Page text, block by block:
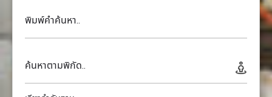
พิมพ์คำค้นหา..
ค้นหาตามพิกัด..